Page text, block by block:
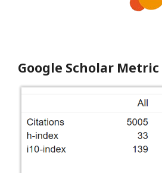
Google Scholar Metric